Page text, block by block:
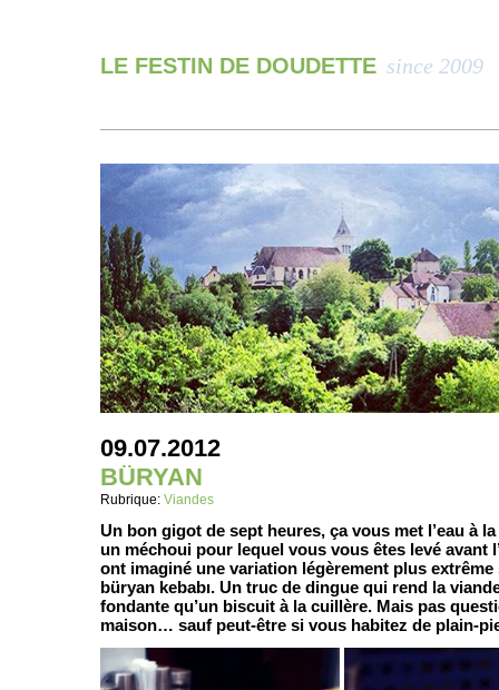
LE FESTIN DE DOUDETTE since 2009
09.07.2012
BÜRYAN
Rubrique: Viandes
Un bon gigot de sept heures, ça vous met l’eau à
un méchoui pour lequel vous vous êtes levé avant
ont imaginé une variation légèrement plus extrême
büryan kebabı. Un truc de dingue qui rend la
fondante qu’un biscuit à la cuillère. Mais pas
maison… sauf peut-être si vous habitez de plain-